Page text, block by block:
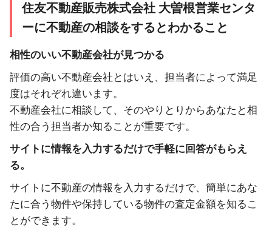
住友不動産販売株式会社 大曽根営業センタ
ーに不動産の相談をするとわかること
相性のいい不動産会社が見つかる
評価の高い不動産会社とはいえ、担当者によって満足
度はそれぞれ違います。
不動産会社に相談して、そのやりとりからあなたと相
性の合う担当者か知ることが重要です。
サイトに情報を入力するだけで手軽に回答がもらえ
る。
サイトに不動産の情報を入力するだけで、簡単にあな
たに合う物件や保持している物件の査定金額を知るこ
とができます。